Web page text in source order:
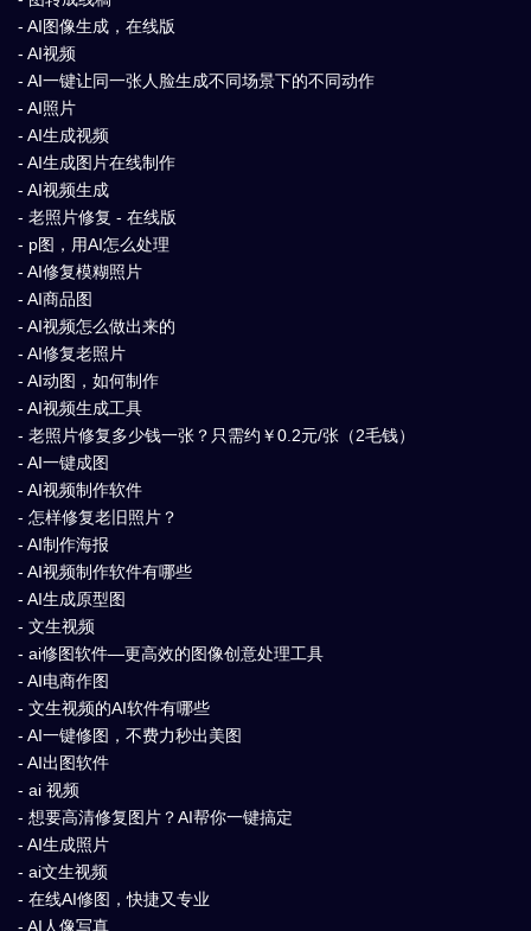
- AI图像生成，在线版
- AI视频
- AI一键让同一张人脸生成不同场景下的不同动作
- AI照片
- AI生成视频
- AI生成图片在线制作
- AI视频生成
- 老照片修复 - 在线版
- p图，用AI怎么处理
- AI修复模糊照片
- AI商品图
- AI视频怎么做出来的
- AI修复老照片
- AI动图，如何制作
- AI视频生成工具
- 老照片修复多少钱一张？只需约￥0.2元/张（2毛钱）
- AI一键成图
- AI视频制作软件
- 怎样修复老旧照片？
- AI制作海报
- AI视频制作软件有哪些
- AI生成原型图
- 文生视频
- ai修图软件—更高效的图像创意处理工具
- AI电商作图
- 文生视频的AI软件有哪些
- AI一键修图，不费力秒出美图
- AI出图软件
- ai 视频
- 想要高清修复图片？AI帮你一键搞定
- AI生成照片
- ai文生视频
- 在线AI修图，快捷又专业
- AI人像写真